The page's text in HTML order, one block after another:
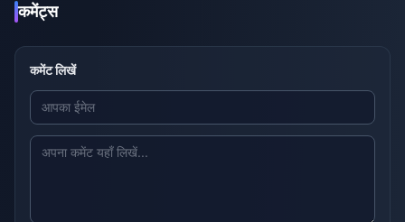
कमेंट्स
कमेंट लिखें